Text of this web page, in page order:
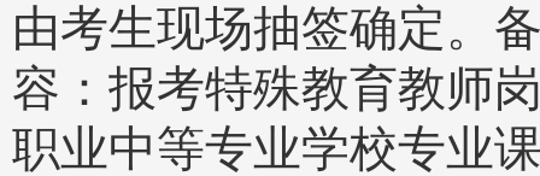
由考生现场抽签确定。
容：报考特殊教育教师
职业中等专业学校专业